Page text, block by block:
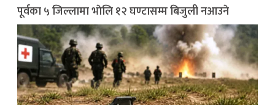
पूर्वका ५ जिल्लामा भाेलि १२ घण्टासम्म बिजुली नआउने